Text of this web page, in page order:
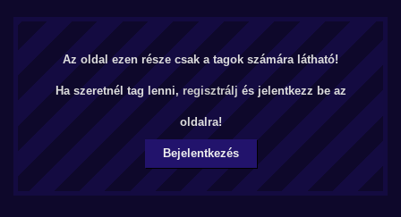
Az oldal ezen része csak a tagok számára látható!
Ha szeretnél tag lenni, regisztrálj és jelentkezz be az
oldalra!
Bejelentkezés